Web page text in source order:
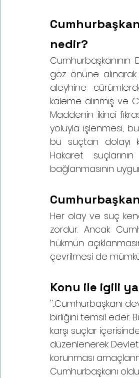
nedir?
göz önüne
aleyhine
kaleme alınmış ve
Maddenin ikinci
yoluyla işlenmesi,
bu suçtan dolayı
Hakaret
bağlanmasının
Her olay ve suç
zordur. Ancak
hükmün
çevrilmesi de
Konu ile igili
''...Cumhurbaşkanı
birliğini temsil eder.
karşı suçlar
düzenlenerek Devleti
korunması
Cumhurbaşkanı